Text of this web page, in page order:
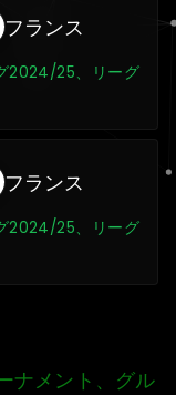
フランス
2024/25、リーグ
フランス
2024/25、リーグ
ナメント、グル